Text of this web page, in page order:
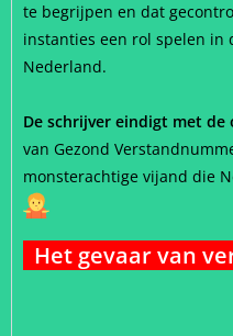
te begrijpen en dat
instanties een rol spelen in
Nederland.
De schrijver eindigt met de
van Gezond
monsterachtige vijand die
Het gevaar van